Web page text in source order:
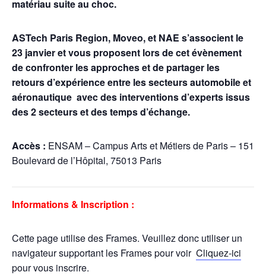
matériau suite au choc.
ASTech Paris Region, Moveo, et NAE s’associent le
23 janvier et vous proposent lors de cet évènement
de confronter les approches et de partager les
retours d’expérience entre les secteurs automobile et
aéronautique avec des interventions d’experts issus
des 2 secteurs et des temps d’échange.
Accès : ENSAM – Campus Arts et Métiers de Paris – 151
Boulevard de l’Hôpital, 75013 Paris
Informations & Inscription :
Cette page utilise des Frames. Veuillez donc utiliser un
navigateur supportant les Frames pour voir Cliquez-ici
pour vous inscrire.